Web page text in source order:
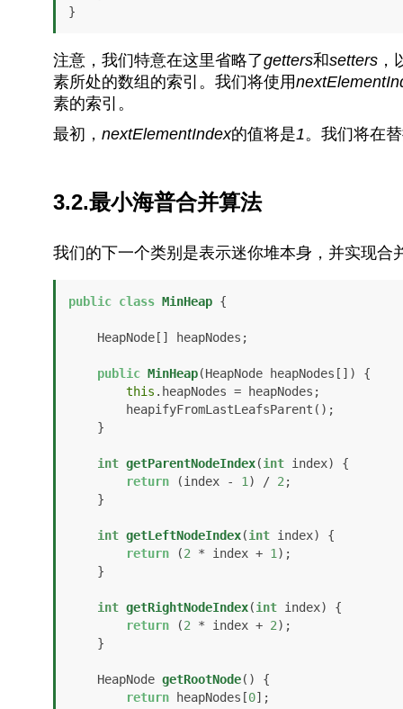
}
注意，我们特意在这里省略了getters和setters，
素所处的数组的索引。我们将使用
素的索引。
最初， nextElementIndex的值将是1。我们将在
3.2.最小海普合并算法
我们的下一个类别是表示迷你堆本身，并实现合
public class MinHeap {
public MinHeap(HeapNode heapNodes[])
{
this .heapNodes = heapNodes;
int getParentNodeIndex(int index)
{
return (index - 1 ) / 2 ;
int getLeftNodeIndex(int index)
{
return (2 * index + 1 );
int getRightNodeIndex(int index)
{
return (2 * index + 2);
    HeapNode
getRootNode()
{
return heapNodes[0];